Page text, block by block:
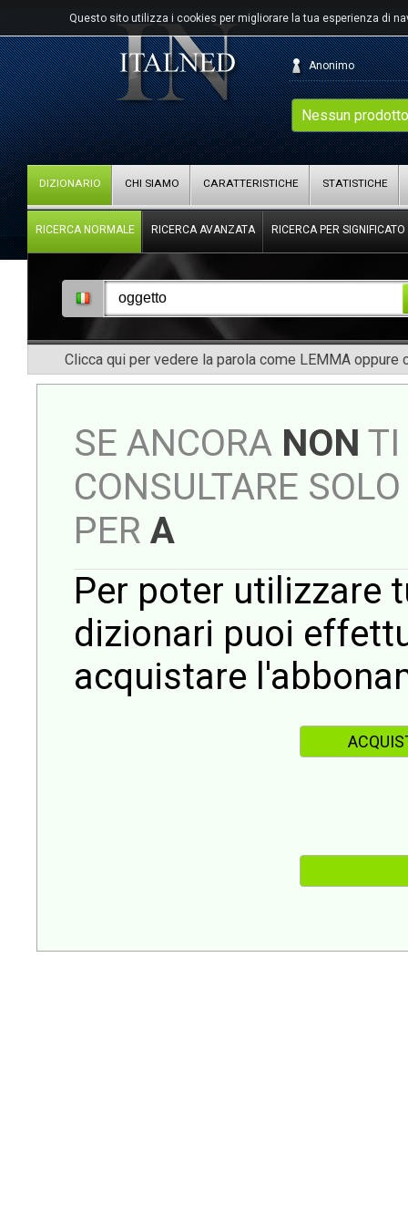
Questo sito utilizza i cookies per migliorare la tua esperienza di
Nessun
Anonimo
DIZIONARIO CHI SIAMO CARATTERISTICHE STATISTICHE
RICERCA NORMALE RICERCA AVANZATA RICERCA PER SIGNIFICATO
Clicca qui per vedere la parola come LEMMA oppure
SE ANCORA NON TI
CONSULTARE
PER A
Per poter utilizzare
dizionari puoi
acquistare